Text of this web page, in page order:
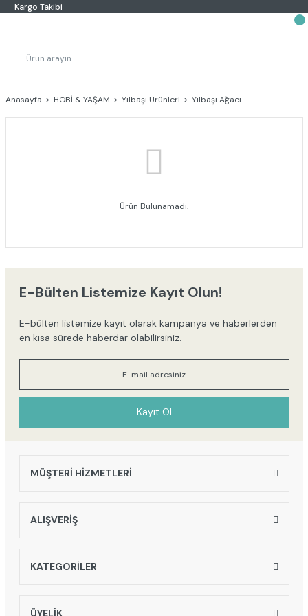
Kargo Takibi
Anasayfa HOBİ & YAŞAM Yılbaşı Ürünleri Yılbaşı Ağacı
Ürün Bulunamadı.
E-Bülten Listemize Kayıt Olun!
E-bülten listemize kayıt olarak kampanya ve haberlerden
en kısa sürede haberdar olabilirsiniz.
Kayıt Ol
MÜŞTERİ HİZMETLERİ
ALIŞVERİŞ
KATEGORİLER
ÜYELİK